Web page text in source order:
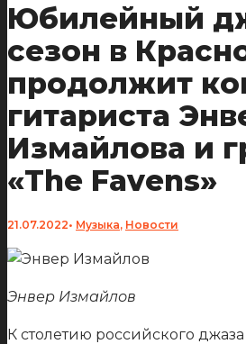
Юбилейный
сезон в
продолжит
гитариста
Измайлова и
«The Favens»
21.07.2022• Музыка, Новости
Энвер Измайлов
К столетию российского джаза